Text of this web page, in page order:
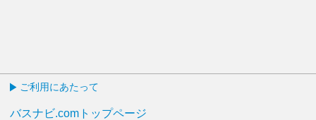
ご利用にあたって
バスナビ.comトップページ